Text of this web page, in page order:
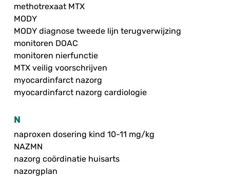
methotrexaat MTX
MODY
MODY diagnose tweede lijn terugverwijzing
monitoren DOAC
monitoren nierfunctie
MTX veilig voorschrijven
myocardinfarct nazorg
myocardinfarct nazorg cardiologie
N
naproxen dosering kind 10-11 mg/kg
NAZMN
nazorg coördinatie huisarts
nazorgplan